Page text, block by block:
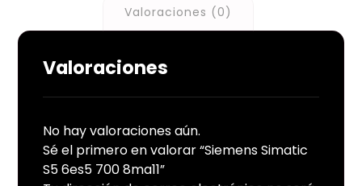
Valoraciones (0)
Valoraciones
No hay valoraciones aún.
Sé el primero en valorar “Siemens Simatic
S5 6es5 700 8ma11”